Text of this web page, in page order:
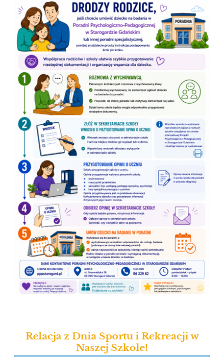
Relacja z Dnia Sportu i Rekreacji w
Naszej Szkole!